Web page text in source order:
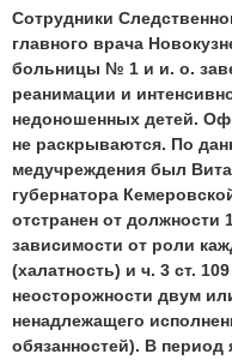
Сотрудники
главного врача
больницы № 1 и и. о.
реанимации и
недоношенных детей.
не раскрываются. По
медучреждения был
губернатора
отстранен от должности
зависимости от роли
(халатность) и ч. 3 ст.
неосторожности двум
ненадлежащего
обязанностей). В период